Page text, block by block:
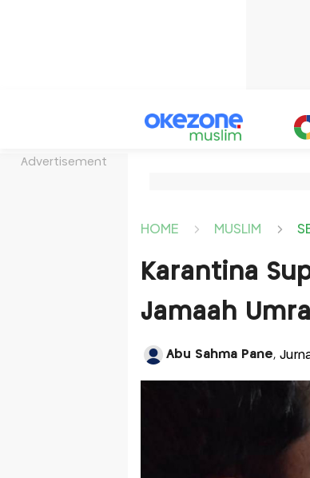
Advertisement
HOME MUSLIM
Karantina
Jamaah
Abu Sahma Pane,